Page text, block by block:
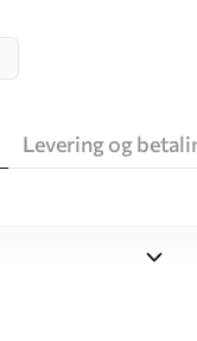
Levering og